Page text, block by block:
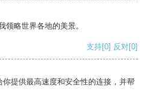
领略世界各地的美景。
支持[0] 反对[0]
提供最高速度和安全性的连接，并帮